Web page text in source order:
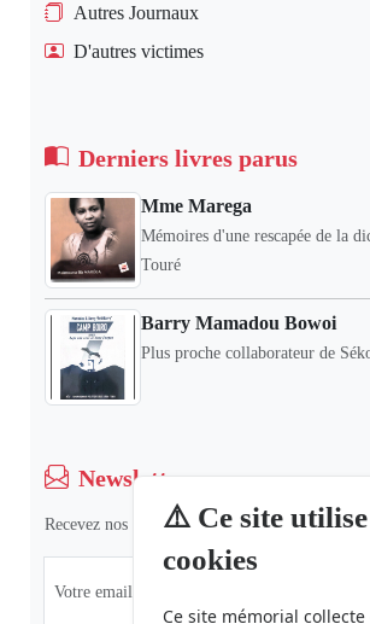
⚠️ Ce site utilise
cookies
Ce site mémorial
Autres Journaux
D'autres victimes
Derniers livres parus
Mme Marega
Mémoires d'une rescapée de la
Touré
Barry Mamadou Bowoi
Plus proche collaborateur de
Newsletter
Recevez nos dernières informations et actualités.